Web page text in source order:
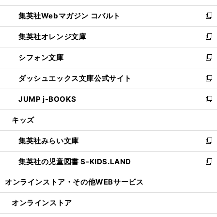
開
く
ウ
で
開
く
ン
ド
ウ
で
開
く
ウ
ィ
ン
ド
ウ
で
開
く
集英社Webマガジン コバルト
新
し
い
ウ
ィ
ン
ド
ウ
で
開
集英社オレンジ文庫
新
し
い
ウ
ィ
ン
ド
ウ
開
く
シフォン文庫
新
し
い
ウ
ィ
ン
ウ
で
開
く
ダッシュエックス文庫公式サイト
新
し
い
ウ
ン
ド
ウ
で
JUMP j-BOOKS
新
し
ウ
ィ
ン
ド
開
キッズ
集英社みらい文庫
新
し
い
ン
ウ
集英社の児童図書 S-KIDS.LAND
新
ウ
ン
オンラインストア・ その他WEBサービス
オンラインストア